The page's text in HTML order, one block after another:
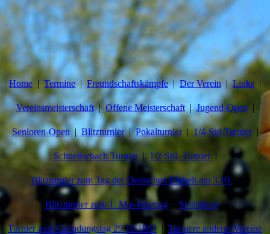
Home Termine Freundschaftskämpfe Der Verein Links
Vereinsmeisterschaft Offene Meisterschaft Jugend-Open
Senioren-Open Blitzturnier Pokalturnier 1/4-Std-Turnier
Schnellschach Turnier 1/2-Std.-Turnier
Blitzturnier zum Tag der Deutschen Einheit am 3.10.
Blitzturnier zum 1. Mai-Feiertag Statistiken
Turnier zum Gründungstag 29.10.1983 Turniere anderer Vereine